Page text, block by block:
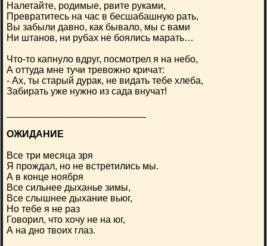
Налетайте, родимые, рвите руками,
Превратитесь на час в бесшабашную рать,
Вы забыли давно, как бывало, мы с вами
Ни штанов, ни рубах не боялись марать…
Что-то капнуло вдруг, посмотрел я на небо,
А оттуда мне тучи тревожно кричат:
- Ах, ты старый дурак, не видать тебе хлеба,
Забирать уже нужно из сада внучат!
ОЖИДАНИЕ
Все три месяца зря
Я прождал, но не встретились мы.
А в конце ноября
Все сильнее дыханье зимы,
Все слышнее дыхание вьюг,
Но тебе я не раз
Говорил, что хочу не на юг,
А на дно твоих глаз.